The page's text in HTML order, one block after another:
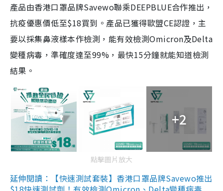
產品由香港口罩品牌Savewo聯乘DEEPBLUE合作推出，
抗疫優惠價低至$18買到。產品已獲得歐盟CE認證，主
要以採集鼻液樣本作檢測，能有效檢測Omicron及Delta
變種病毒，準確度達至99%，最快15分鐘就能知道檢測
結果。
+2
點擊圖片放大
延伸閱讀：【快速測試套裝】香港口罩品牌Savewo推出